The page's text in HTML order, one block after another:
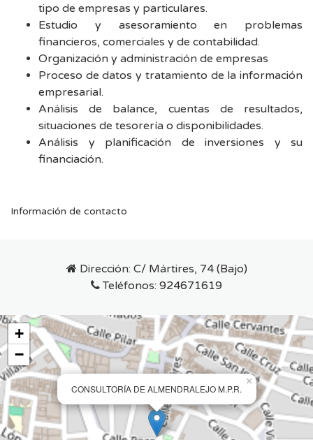
tipo de empresas y particulares.
Estudio y asesoramiento en problemas
financieros, comerciales y de contabilidad.
Organización y administración de empresas
Proceso de datos y tratamiento de la información
empresarial.
Análisis de balance, cuentas de resultados,
situaciones de tesorería o disponibilidades.
Análisis y planificación de inversiones y su
financiación.
Información de contacto
Dirección: C/ Mártires, 74 (Bajo)
Teléfonos: 924671619
CONSULTORÍA DE ALMENDRALEJO M.P.R.
×
+
−